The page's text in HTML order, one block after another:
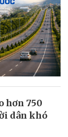
hơn 750
dân khó